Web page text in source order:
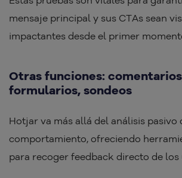
mensaje principal y sus CTAs sean
impactantes desde el primer
Otras funciones:
formularios, sondeos
Hotjar va más allá del análisis pasivo
comportamiento, ofreciendo
para recoger feedback directo de los